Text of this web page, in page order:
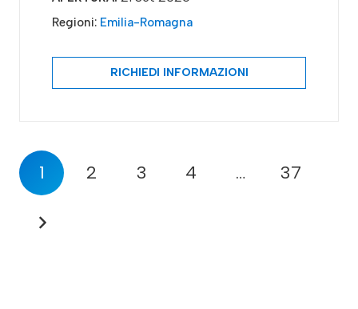
Regioni: Emilia-Romagna
RICHIEDI INFORMAZIONI
1 2 3 4 … 37